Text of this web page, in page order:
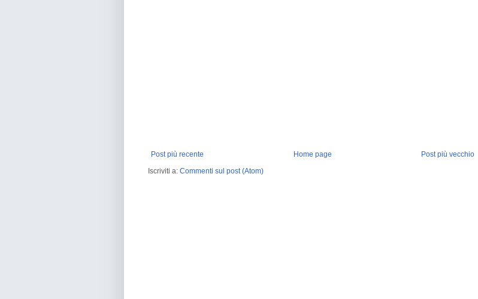
Post più recente Post più vecchio
Home page
Iscriviti a: Commenti sul post (Atom)